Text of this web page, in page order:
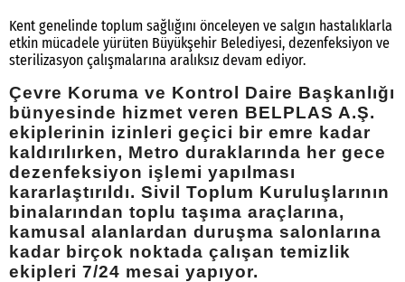
Kent genelinde toplum sağlığını önceleyen ve salgın hastalıklarla
etkin mücadele yürüten Büyükşehir Belediyesi, dezenfeksiyon ve
sterilizasyon çalışmalarına aralıksız devam ediyor.
Çevre Koruma ve Kontrol Daire Başkanlığı
bünyesinde hizmet veren BELPLAS A.Ş.
ekiplerinin izinleri geçici bir emre kadar
kaldırılırken, Metro duraklarında her gece
dezenfeksiyon işlemi yapılması
kararlaştırıldı. Sivil Toplum Kuruluşlarının
binalarından toplu taşıma araçlarına,
kamusal alanlardan duruşma salonlarına
kadar birçok noktada çalışan temizlik
ekipleri 7/24 mesai yapıyor.